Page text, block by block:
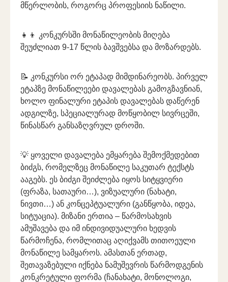
მწერლობის, როგორც პროფესიის ნაწილი.
👧👦 კონკურსში მონაწილეობის მიღება
შეუძლიათ 9-17 წლის ბავშვებსა და მოზარდებს.
📝 კონკურსი ორ ეტაპად მიმდინარეობს. პირველ
ეტაპზე მონაწილეები დავალებას გამოგზავნიან,
ხოლო ფინალური ეტაპის დავალებას დაწერენ
ადგილზე, სპეციალურად მოწყობილ სივრცეში,
წინასწარ განსაზღვრულ დროში.
💡 ყოველი დავალება ემყარება შემოქმედებით
ბიძგს, რომელზეც მონაწილე საკუთარ ტექსტს
ააგებს. ეს ბიძგი შეიძლება იყოს სიტყვიერი
(ფრაზა, სათაური…), ვიზუალური (ნახატი,
ნივთი…) ან კონცეპტუალური (განწყობა, იდეა,
სიტუაცია). მიზანი ერთია – წარმოსახვის
ამუშავება და იმ ინდივიდუალური ხედვის
წარმოჩენა, რომლითაც აღიქვამს თითოეული
მონაწილე სამყაროს. ამასთან ერთად,
შეთავაზებული იქნება ნამუშევრის წარმოდგენის
კონკრეტული ფორმა (ჩანახატი, მონოლოგი,